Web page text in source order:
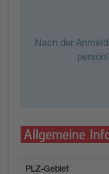
Nach der
Allgemeine
PLZ-Gebiet